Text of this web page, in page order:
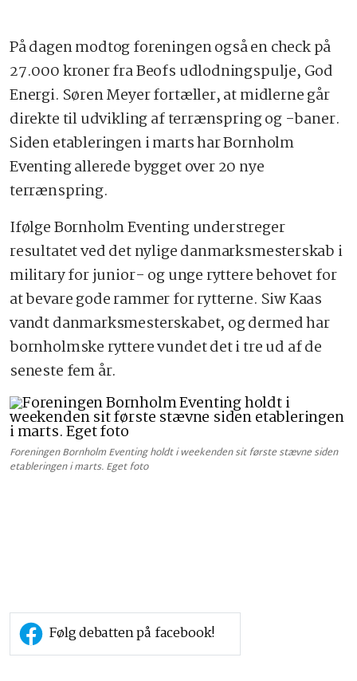
På dagen modtog foreningen også en check på
27.000 kroner fra Beofs udlodningspulje, God
Energi. Søren Meyer fortæller, at midlerne går
direkte til udvikling af terrænspring og -baner.
Siden etableringen i marts har Bornholm
Eventing allerede bygget over 20 nye
terrænspring.
Ifølge Bornholm Eventing understreger
resultatet ved det nylige danmarksmesterskab i
military for junior- og unge ryttere behovet for
at bevare gode rammer for rytterne. Siw Kaas
vandt danmarksmesterskabet, og dermed har
bornholmske ryttere vundet det i tre ud af de
seneste fem år.
Foreningen Bornholm Eventing holdt i weekenden sit første stævne siden
etableringen i marts. Eget foto
Følg debatten på facebook!